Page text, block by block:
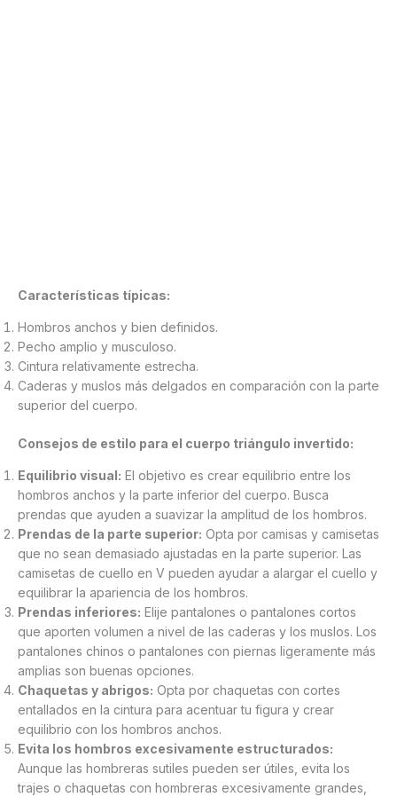
Características típicas:
Hombros anchos y bien definidos.
Pecho amplio y musculoso.
Cintura relativamente estrecha.
Caderas y muslos más delgados en comparación con la parte
superior del cuerpo.
Consejos de estilo para el cuerpo triángulo invertido:
Equilibrio visual: El objetivo es crear equilibrio entre los
hombros anchos y la parte inferior del cuerpo. Busca
prendas que ayuden a suavizar la amplitud de los hombros.
Prendas de la parte superior: Opta por camisas y camisetas
que no sean demasiado ajustadas en la parte superior. Las
camisetas de cuello en V pueden ayudar a alargar el cuello y
equilibrar la apariencia de los hombros.
Prendas inferiores: Elije pantalones o pantalones cortos
que aporten volumen a nivel de las caderas y los muslos. Los
pantalones chinos o pantalones con piernas ligeramente más
amplias son buenas opciones.
Chaquetas y abrigos: Opta por chaquetas con cortes
entallados en la cintura para acentuar tu figura y crear
equilibrio con los hombros anchos.
Evita los hombros excesivamente estructurados:
Aunque las hombreras sutiles pueden ser útiles, evita los
trajes o chaquetas con hombreras excesivamente grandes,